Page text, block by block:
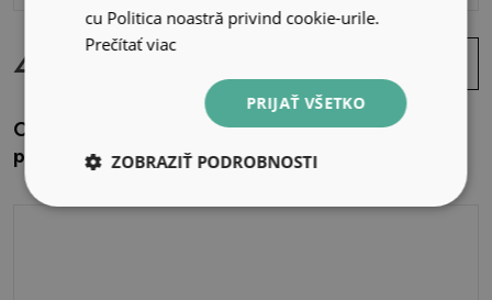
49.99 EUR
ponuku
Obraz na plátne 120x60 Retro mapa sveta na
plátne
cu Politica noastră privind cookie-urile.
Prečítať viac
PRIJAŤ VŠETKO
ZOBRAZIŤ PODROBNOSTI